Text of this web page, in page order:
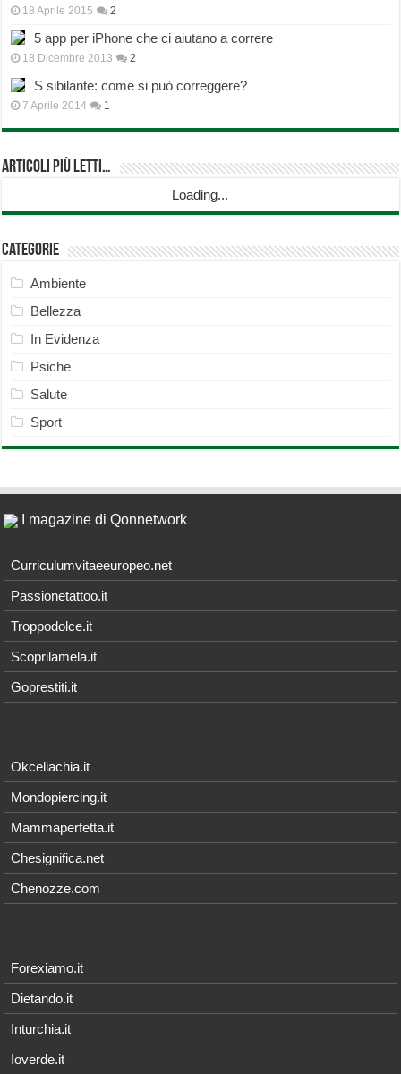
18 Aprile 2015 2
5 app per iPhone che ci aiutano a correre
18 Dicembre 2013 2
S sibilante: come si può correggere?
7 Aprile 2014 1
Articoli più Letti…
Loading...
Categorie
Ambiente
Bellezza
In Evidenza
Psiche
Salute
Sport
I magazine di Qonnetwork
Curriculumvitaeeuropeo.net
Passionetattoo.it
Troppodolce.it
Scoprilamela.it
Goprestiti.it
Okceliachia.it
Mondopiercing.it
Mammaperfetta.it
Chesignifica.net
Chenozze.com
Forexiamo.it
Dietando.it
Inturchia.it
Ioverde.it